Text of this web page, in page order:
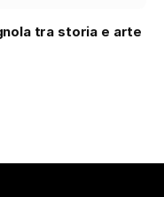
tra storia e arte